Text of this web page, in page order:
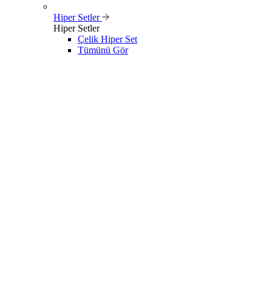
Hiper Setler
Hiper Setler
Çelik Hiper Set
Tümünü Gör